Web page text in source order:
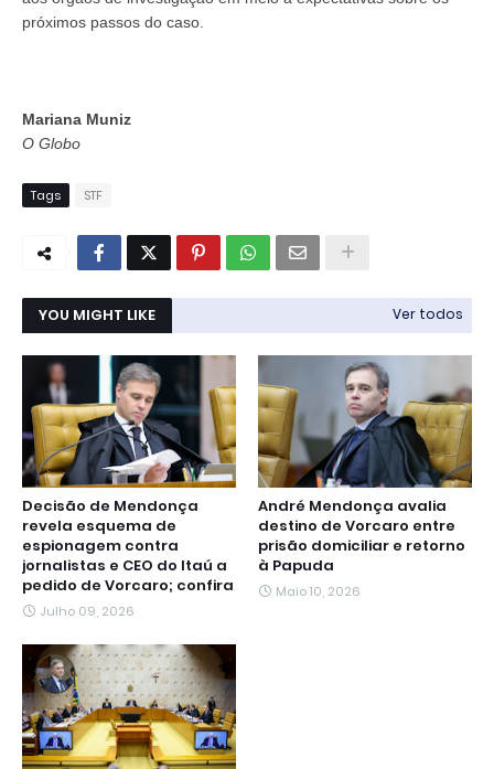
próximos passos do caso.
Mariana Muniz
O Globo
Tags STF
YOU MIGHT LIKE Ver todos
Decisão de Mendonça
revela esquema de
espionagem contra
jornalistas e CEO do Itaú a
pedido de Vorcaro; confira
Julho 09, 2026
André Mendonça avalia
destino de Vorcaro entre
prisão domiciliar e retorno
à Papuda
Maio 10, 2026